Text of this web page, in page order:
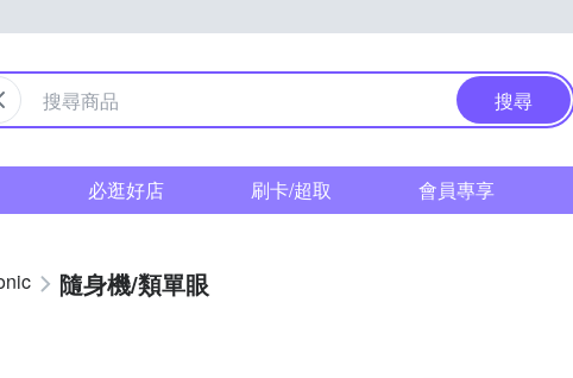
搜尋
必逛好店 刷卡/超取 會員專享
隨身機/類單眼